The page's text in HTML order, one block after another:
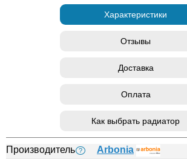
Характеристики
Отзывы
Доставка
Оплата
Как выбрать радиатор
Производитель ?
Arbonia